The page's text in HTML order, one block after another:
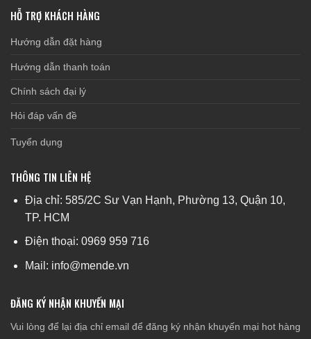
HỖ TRỢ KHÁCH HÀNG
Hướng dẫn đặt hàng
Hướng dẫn thanh toán
Chính sách đại lý
Hỏi đáp vấn đề
Tuyển dụng
THÔNG TIN LIÊN HỆ
Địa chỉ: 585/2C Sư Vạn Hạnh, Phường 13, Quận 10,
TP. HCM
Điện thoại: 0969 959 716
Mail: info@mende.vn
ĐĂNG KÝ NHẬN KHUYẾN MẠI
Vui lòng để lại địa chỉ email để đăng ký nhận khuyến mại hot hàng